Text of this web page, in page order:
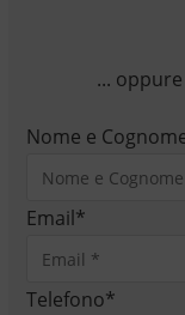
...
Nome e
Email*
Telefono*